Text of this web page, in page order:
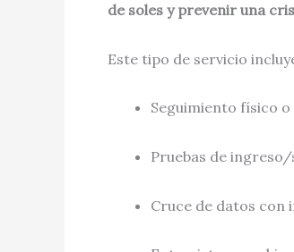
de soles y prevenir una
Este tipo de servicio
Seguimiento físico
Pruebas de
Cruce de datos con